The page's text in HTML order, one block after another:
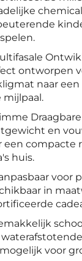
ontworpen
naar
mijlpaal.
en
een compacte
huis.
voor
in
voor